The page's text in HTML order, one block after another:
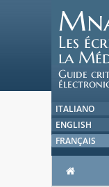
Les
la
Guide
ITALIANO
ENGLISH
FRANÇAIS